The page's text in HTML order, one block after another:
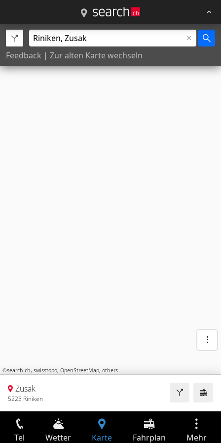
Feedback | Zur alten Karte wechseln
©search.ch, swisstopo, OpenStreetMap, others
Zusak
5223 Riniken
Tel Wetter Karte Fahrplan Mehr